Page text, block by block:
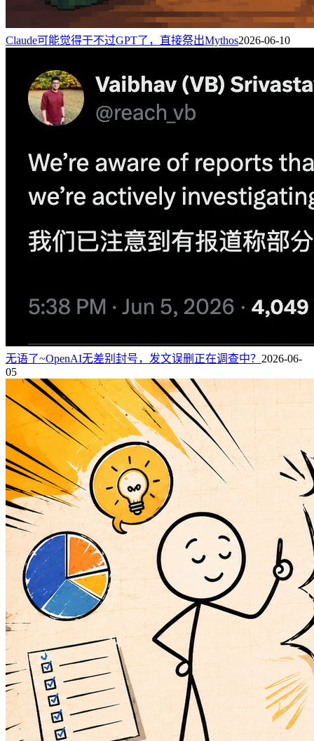
Claude可能觉得干不过GPT了，直接祭出Mythos2026-06-10
无语了~OpenAI无差别封号，发文误删正在调查中？ 2026-06-
05